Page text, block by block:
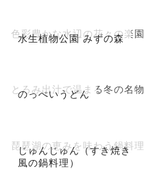
水生植物公園 みずの森
色彩豊かな水辺の花々の楽園
のっぺいうどん
とろみ出汁で温まる冬の名物
じゅんじゅん（すき焼き
風の鍋料理）
琵琶湖の恵みを味わう鍋料理